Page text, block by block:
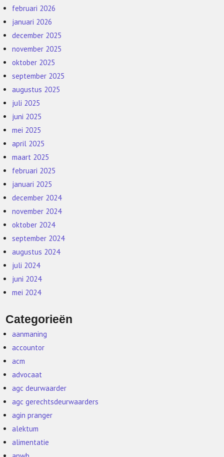
februari 2026
januari 2026
december 2025
november 2025
oktober 2025
september 2025
augustus 2025
juli 2025
juni 2025
mei 2025
april 2025
maart 2025
februari 2025
januari 2025
december 2024
november 2024
oktober 2024
september 2024
augustus 2024
juli 2024
juni 2024
mei 2024
Categorieën
aanmaning
accountor
acm
advocaat
agc deurwaarder
agc gerechtsdeurwaarders
agin pranger
alektum
alimentatie